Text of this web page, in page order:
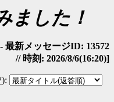
ました！
新メッセージID: 13572
// 時刻: 2026/8/6(16:20)]
):